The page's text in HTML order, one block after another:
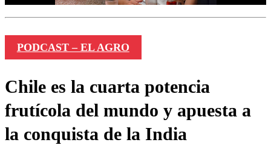
PODCAST – EL AGRO
Chile es la cuarta potencia
frutícola del mundo y apuesta a
la conquista de la India